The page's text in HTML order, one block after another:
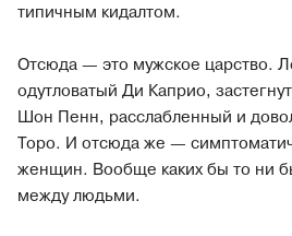
типичным кидалтом.
Отсюда — это мужское царство.
одутловатый Ди Каприо,
Шон Пенн, расслабленный и
Торо. И отсюда же —
женщин. Вообще каких бы то ни
между людьми.